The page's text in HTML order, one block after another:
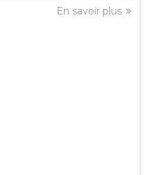
En savoir plus